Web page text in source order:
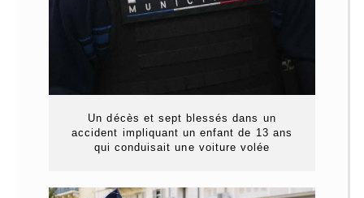
Un décès et sept blessés dans un
accident impliquant un enfant de 13 ans
qui conduisait une voiture volée